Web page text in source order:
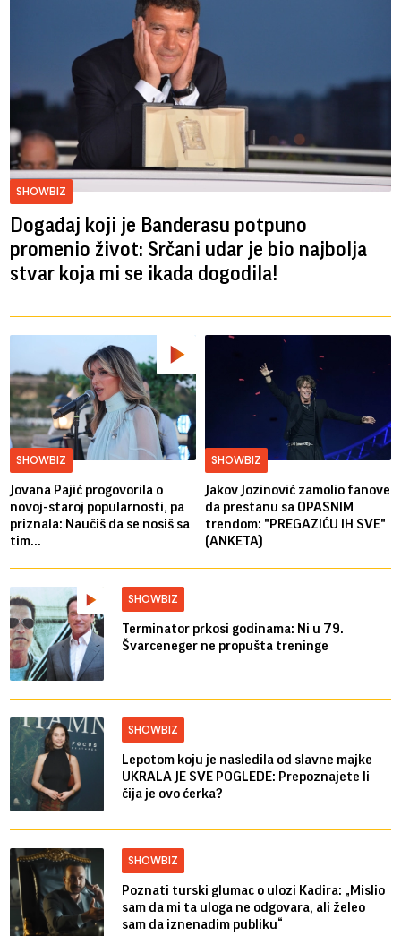
SHOWBIZ
Događaj koji je Banderasu potpuno
promenio život: Srčani udar je bio najbolja
stvar koja mi se ikada dogodila!
SHOWBIZ
Jovana Pajić progovorila o
novoj-staroj popularnosti, pa
priznala: Naučiš da se nosiš sa
tim...
SHOWBIZ
Jakov Jozinović zamolio fanove
da prestanu sa OPASNIM
trendom: "PREGAZIĆU IH SVE"
(ANKETA)
SHOWBIZ
Terminator prkosi godinama: Ni u 79.
Švarceneger ne propušta treninge
SHOWBIZ
Lepotom koju je nasledila od slavne majke
UKRALA JE SVE POGLEDE: Prepoznajete li
čija je ovo ćerka?
SHOWBIZ
Poznati turski glumac o ulozi Kadira: „Mislio
sam da mi ta uloga ne odgovara, ali želeo
sam da iznenadim publiku“